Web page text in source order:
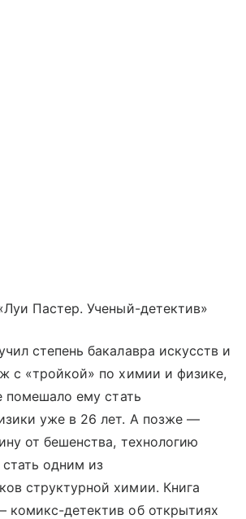
Пастер. Ученый-детектив»
степень бакалавра искусств и
с «тройкой» по химии и физике,
помешало ему стать
уже в 26 лет. А позже —
от бешенства, технологию
одним из
структурной химии. Книга
детектив об открытиях